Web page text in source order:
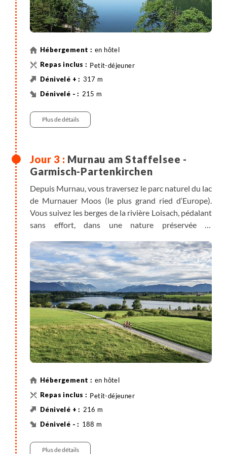
en hôtel
Petit-déjeuner
317 m
215 m
Vélo
Plus de détails
Murnau am Staffelsee -
Garmisch-Partenkirchen
Depuis Murnau, vous traversez le parc naturel du lac
de Murnauer Moos (le plus grand ried d‘Europe).
Vous suivez les berges de la rivière Loisach, pédalant
sans effort, dans une nature préservée et
monter en train à 2962m avec le Zugspietzbahnn, si
vous le souhaitez, pour profiter du panorama.
en hôtel
Petit-déjeuner
216 m
188 m
Vélo
Plus de détails